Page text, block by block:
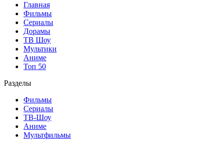
Главная
Фильмы
Сериалы
Дорамы
ТВ Шоу
Мультики
Аниме
Топ 50
Разделы
Фильмы
Сериалы
ТВ-Шоу
Аниме
Мультфильмы